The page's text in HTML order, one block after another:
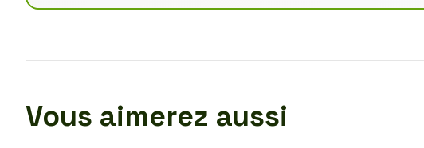
Vous aimerez aussi